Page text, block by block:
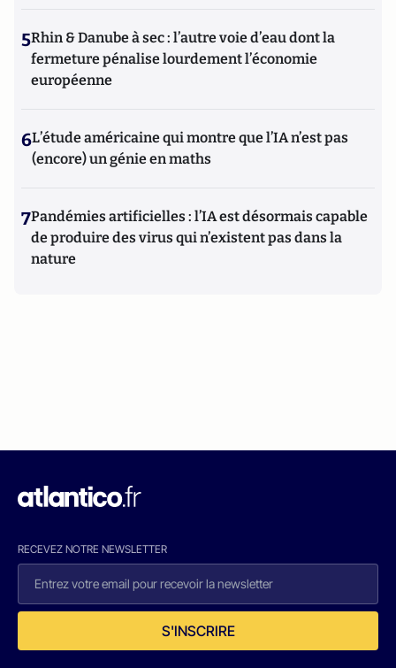
5Rhin & Danube à sec : l’autre voie d’eau dont la
fermeture pénalise lourdement l’économie
européenne
6L’étude américaine qui montre que l’IA n’est pas
(encore) un génie en maths
7Pandémies artificielles : l’IA est désormais capable
de produire des virus qui n’existent pas dans la
nature
RECEVEZ NOTRE NEWSLETTER
S'INSCRIRE